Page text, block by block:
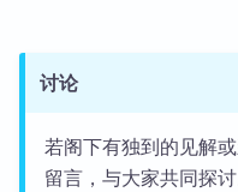
讨论
若阁下有独到的见解
留言，与大家共同探讨